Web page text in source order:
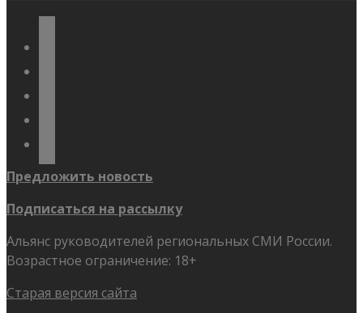
Предложить новость
Подписаться на рассылку
Альянс руководителей региональных СМИ России.
Возрастное ограничение: 18+
Старая версия сайта